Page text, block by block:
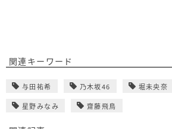
関連キーワード
与田祐希 乃木坂46 堀未央奈
星野みなみ 齋藤飛鳥